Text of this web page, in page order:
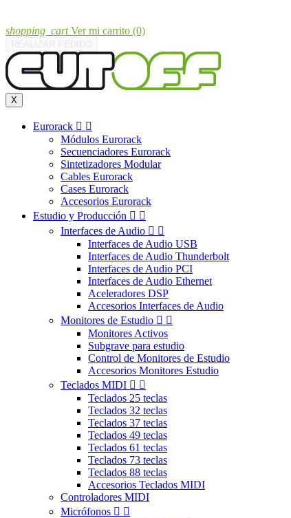
shopping_cart Ver mi carrito (0)
X
Eurorack  
Módulos Eurorack
Secuenciadores Eurorack
Sintetizadores Modular
Cables Eurorack
Cases Eurorack
Accesorios Eurorack
Estudio y Producción  
Interfaces de Audio  
Interfaces de Audio USB
Interfaces de Audio Thunderbolt
Interfaces de Audio PCI
Interfaces de Audio Ethernet
Aceleradores DSP
Accesorios Interfaces de Audio
Monitores de Estudio  
Monitores Activos
Subgrave para estudio
Control de Monitores de Estudio
Accesorios Monitores Estudio
Teclados MIDI  
Teclados 25 teclas
Teclados 32 teclas
Teclados 37 teclas
Teclados 49 teclas
Teclados 61 teclas
Teclados 73 teclas
Teclados 88 teclas
Accesorios Teclados MIDI
Controladores MIDI
Micrófonos  